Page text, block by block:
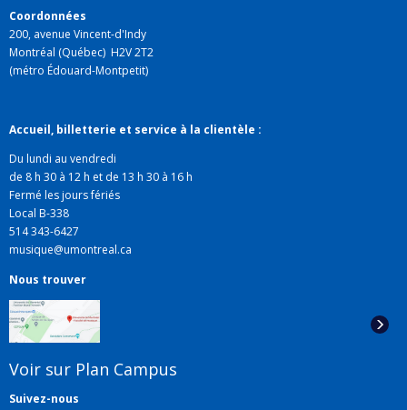
point de vue du style, de l'esthétique, de la
réception et de la politique musicale. Alexandra
Kieffer décrit cet ouvrage comme “a massive
accomplishment in the field of Debussy studies, filling
composer’s stylistic development” (
musicologie
Smith observe: « This perceptive, penetrating, and
beautifully produced book explores the output of
Debussy up to
insights into his musical development during the 1880s
the most important recent study of Debussy is that,
unlike many studies, the approach to Debussy’s earlier
works is lateral rather than teleological. Not once do
importance is only confirmed by the later
‘masterworks’ of the early twentieth century. » (
Coordonnées
200, avenue Vincent-d'Indy
Montréal (Québec) H2V 2T2
(métro Édouard-Montpetit)
Accueil, billetterie et service à la clientèle :
Du lundi au vendredi
de 8 h 30 à 12 h et de 13 h 30 à 16 h
Fermé les jours fériés
Local B-338
514 343-6427
musique@umontreal.ca
Nous trouver
Voir sur Plan Campus
Suivez-nous